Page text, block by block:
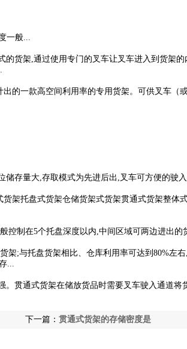
一般...
货架,通过使用专门的叉车让叉车进入到货架的
的一款高空间利用率的专用货架。可供叉车（
存量大,存取模式为先进后出,叉车可方便的驶
架托盘式货架仓储货架式货架贯通式货架整体
控制在5个托盘深度以内,中间区域可两边进出的
架;与托盘货架相比、仓库利用率可达到80%左右
...
。贯通式货架在储放货品时需要叉车驶入通道将
下一篇： 贯通式货架的存储密度是